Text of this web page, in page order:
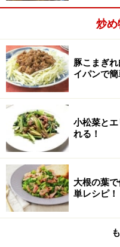
片栗粉
サラダ油
■にんじんのゴママヨネ
にんじん
すり白ごま
マヨネーズ
味噌
炒
豚こまぎ
イパンで簡
小松菜と
れる！
大根の葉
単レシピ